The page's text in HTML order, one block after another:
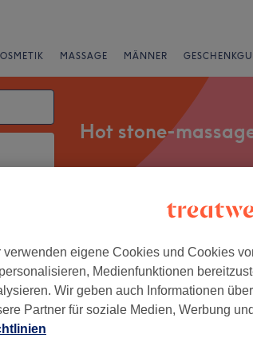
MASSAGE MÄNNER
Hot stone-
Expressangebote
Nürnberg
Massage Nürnberg
verwenden eigene Cookies und Cookies
Medienfunktionen
Wir geben auch Informationen
Partner für soziale Medien, Werbung